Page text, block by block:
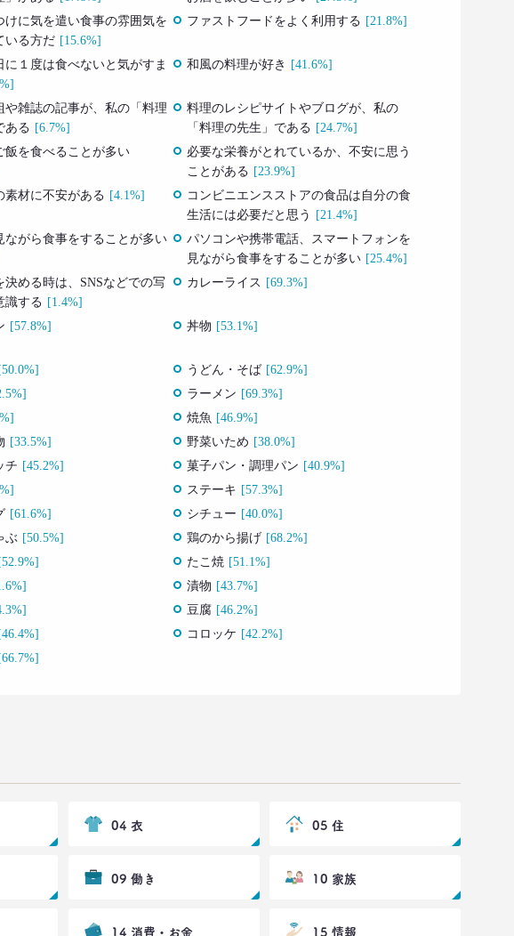
けに気を遣い食事の雰囲気を
いる方だ [15.6%]
ファストフードをよく利用する [21.8%]
に１度は食べないと気がすま
和風の料理が好き [41.6%]
や雑誌の記事が、私の「料理
ある
[6.7%]
料理のレシピサイトやブログが、私の
「料理の先生」である [24.7%]
飯を食べることが多い
必要な栄養がとれているか、不安に思う
ことがある [23.9%]
素材に不安がある [4.1%]
コンビニエンスストアの食品は自分の食
生活には必要だと思う
[21.4%]
ながら食事をすることが多い
パソコンや携帯電話、スマートフォンを
見ながら食事をすることが多い [25.4%]
決める時は、SNSなどでの写
識する [1.4%]
カレーライス [69.3%]
[57.8%] 丼物 [53.1%]
[50.0%] うどん・そば [62.9%]
ラーメン [69.3%]
焼魚 [46.9%]
[33.5%] 野菜いため [38.0%]
チ [45.2%] 菓子パン・調理パン [40.9%]
ステーキ [57.3%]
[61.6%] シチュー [40.0%]
ぶ [50.5%] 鶏のから揚げ [68.2%]
[52.9%] たこ焼 [51.1%]
漬物 [43.7%]
豆腐 [46.2%]
[46.4%] コロッケ [42.2%]
[66.7%]
04 衣 05 住
09 働き 10 家族
14 消費・お金 15 情報